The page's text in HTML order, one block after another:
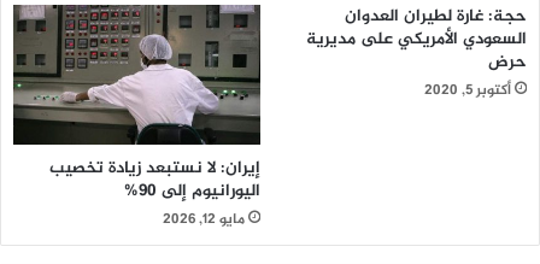
حجة: غارة لطيران العدوان
السعودي الأمريكي على مديرية
حرض
أكتوبر 5, 2020
إيران: لا نستبعد زيادة تخصيب
اليورانيوم إلى 90%
مايو 12, 2026